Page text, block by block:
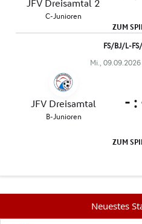
Neuestes